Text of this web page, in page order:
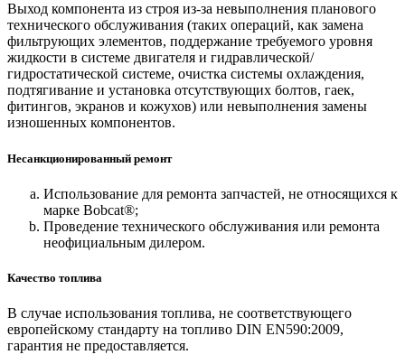
Выход компонента из строя из-за невыполнения планового
технического обслуживания (таких операций, как замена
фильтрующих элементов, поддержание требуемого уровня
жидкости в системе двигателя и гидравлической/
гидростатической системе, очистка системы охлаждения,
подтягивание и установка отсутствующих болтов, гаек,
фитингов, экранов и кожухов) или невыполнения замены
изношенных компонентов.
Несанкционированный ремонт
Использование для ремонта запчастей, не относящихся к
марке Bobcat®;
Проведение технического обслуживания или ремонта
неофициальным дилером.
Качество топлива
В случае использования топлива, не соответствующего
европейскому стандарту на топливо DIN EN590:2009,
гарантия не предоставляется.